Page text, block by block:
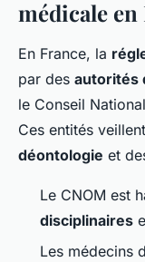
médicale en
En France, la
par des autorités
le Conseil
Ces entités
déontologie et
Le CNOM est
disciplinaires
Les médecins